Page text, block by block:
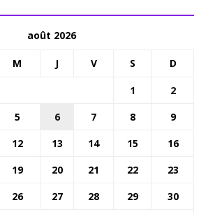
août 2026
M J V S D
1
2
5 6 7 8
9
12 13 14 15
16
19 20 21 22
23
26 27 28 29
30